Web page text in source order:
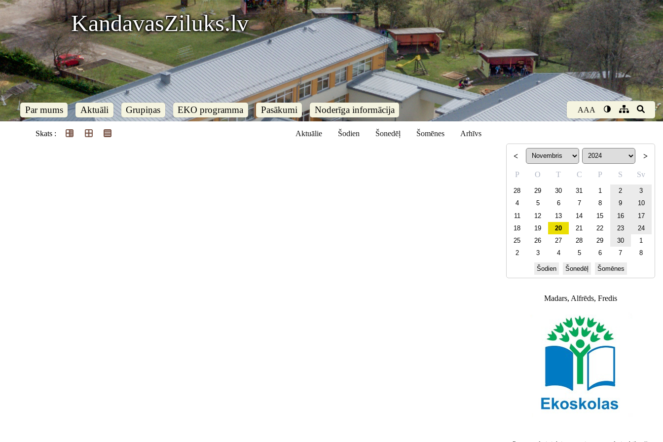
KandavasZiluks.lv
Par mums Aktuāli Grupiņas EKO programma Pasākumi Noderīga informācija AAA
Skats : Aktuālie Šodien Šonedēļ Šomēnes Arhīvs
< >
P O T C P S Sv
28 29 30 31 1 2
3
4
5 6 7 8 9
10
11
12 13 14 15 16
17
18
19 20 21 22 23
24
25
26 27 28 29 30
1
2
3 4 5 6 7 8
Šodien Šonedēļ Šomēnes
Madars, Alfrēds, Fredis